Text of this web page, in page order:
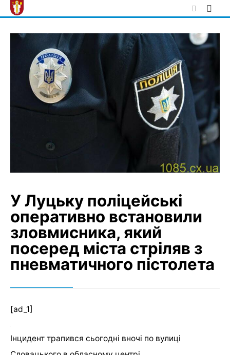
Skip
to
У Луцьку поліцейські
оперативно встановили
зловмисника, який
посеред міста стріляв з
пневматичного пістолета
[ad_1]
Інцидент трапився сьогодні вночі по вулиці